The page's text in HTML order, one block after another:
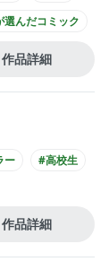
選んだコミック
作品詳細
ー #高校生
作品詳細